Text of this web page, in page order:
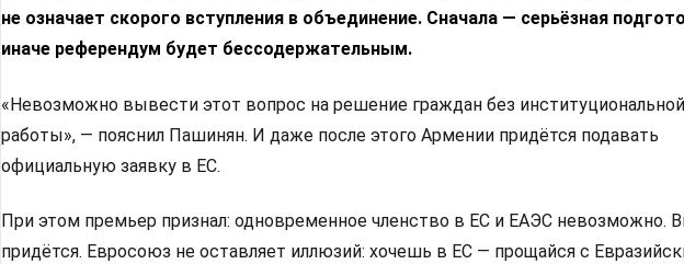
не означает скорого вступления в объединение. Сначала — серьёзная
иначе референдум будет бессодержательным.
«Невозможно вывести этот вопрос на решение граждан без институциональной
работы», — пояснил Пашинян. И даже после этого Армении придётся подавать
официальную заявку в ЕС.
При этом премьер признал: одновременное членство в ЕС и ЕАЭС невозможно.
придётся. Евросоюз не оставляет иллюзий: хочешь в ЕС — прощайся с